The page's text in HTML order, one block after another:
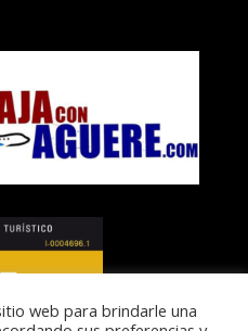
web para brindarle una